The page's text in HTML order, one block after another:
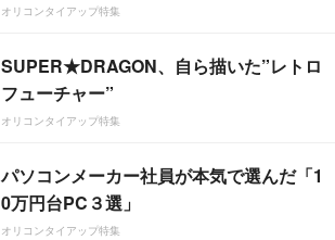
オリコンタイアップ特集
SUPER★DRAGON、自ら描いた”レトロ
フューチャー”
オリコンタイアップ特集
パソコンメーカー社員が本気で選んだ「1
0万円台PC３選」
オリコンタイアップ特集